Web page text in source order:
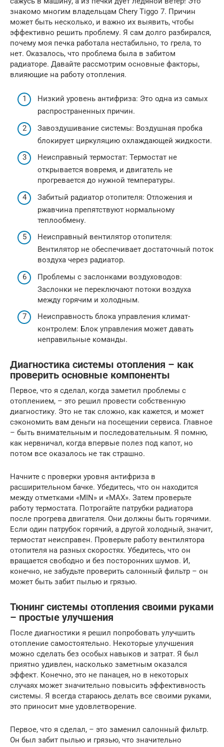
знакомо многим владельцам Chery Tiggo 7. Причин
может быть несколько, и важно их выявить, чтобы
эффективно решить проблему. Я сам долго разбирался,
почему моя печка работала нестабильно, то грела, то
нет. Оказалось, что проблема была в забитом
радиаторе. Давайте рассмотрим основные факторы,
влияющие на работу отопления.
Низкий уровень антифриза: Это одна из самых
распространенных причин.
Завоздушивание системы: Воздушная пробка
блокирует циркуляцию охлаждающей жидкости.
Неисправный термостат: Термостат не
открывается вовремя, и двигатель не
прогревается до нужной температуры.
Забитый радиатор отопителя: Отложения и
ржавчина препятствуют нормальному
теплообмену.
Неисправный вентилятор отопителя:
Вентилятор не обеспечивает достаточный поток
воздуха через радиатор.
Проблемы с заслонками воздуховодов:
Заслонки не переключают потоки воздуха
между горячим и холодным.
Неисправность блока управления климат-
контролем: Блок управления может давать
неправильные команды.
Диагностика системы отопления – как
проверить основные компоненты
Первое, что я сделал, когда заметил проблемы с
отоплением, – это решил провести собственную
диагностику. Это не так сложно, как кажется, и может
сэкономить вам деньги на посещении сервиса. Главное
– быть внимательным и последовательным. Я помню,
как нервничал, когда впервые полез под капот, но
потом все оказалось не так страшно.
Начните с проверки уровня антифриза в
расширительном бачке. Убедитесь, что он находится
между отметками «MIN» и «MAX». Затем проверьте
работу термостата. Потрогайте патрубки радиатора
после прогрева двигателя. Они должны быть горячими.
Если один патрубок горячий, а другой холодный, значит,
термостат неисправен. Проверьте работу вентилятора
отопителя на разных скоростях. Убедитесь, что он
вращается свободно и без посторонних шумов. И,
конечно, не забудьте проверить салонный фильтр – он
может быть забит пылью и грязью.
Тюнинг системы отопления своими руками
– простые улучшения
После диагностики я решил попробовать улучшить
отопление самостоятельно. Некоторые улучшения
можно сделать без особых навыков и затрат. Я был
приятно удивлен, насколько заметным оказался
эффект. Конечно, это не панацея, но в некоторых
случаях может значительно повысить эффективность
системы. Я всегда стараюсь делать все своими руками,
это приносит мне удовлетворение.
Первое, что я сделал, – это заменил салонный фильтр.
Он был забит пылью и грязью, что значительно